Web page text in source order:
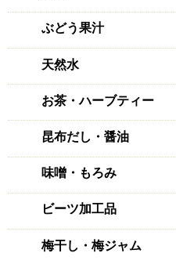
ぶどう果汁
天然水
お茶・ハーブティー
昆布だし・醤油
味噌・もろみ
ビーツ加工品
梅干し・梅ジャム